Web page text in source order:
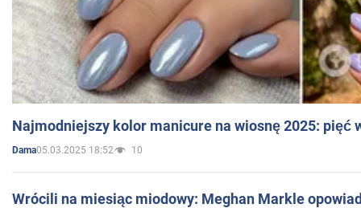
Najmodniejszy kolor manicure na wiosnę 2025: pięć
Dama05.03.2025 18:52 10
Wrócili na miesiąc miodowy: Meghan Markle